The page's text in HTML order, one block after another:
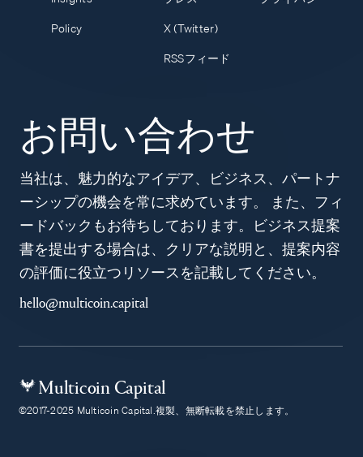
Policy
X (Twitter)
RSSフィード
お問い合わせ
当社は、魅力的なアイデア、ビジネス、パートナ
ーシップの機会を常に求めています。 また、フィ
ードバックもお待ちしております。ビジネス提案
書を提出する場合は、クリアな説明と、提案内容
の評価に役立つリソースを記載してください。
hello@multicoin.capital
Multicoin Capital
©2017-2025 Multicoin Capital.複製、無断転載を禁止します。